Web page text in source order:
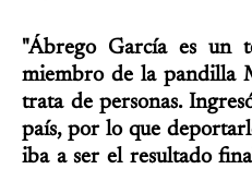
"Ábrego García es un
miembro de la pandilla
trata de personas.
país, por lo que
iba a ser el resultado